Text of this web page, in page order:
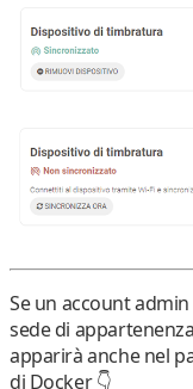
Se un account
sede di appartenenza
apparirà anche nel
di Docker 👇